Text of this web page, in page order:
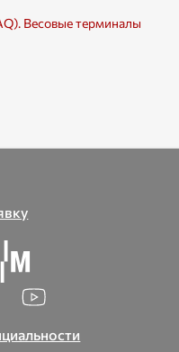
Весовые терминалы